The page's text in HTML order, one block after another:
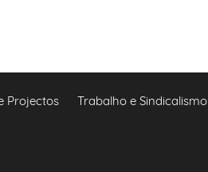
Projectos Trabalho e Sindicalismo